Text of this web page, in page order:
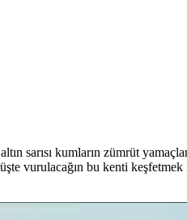
sarısı kumların zümrüt
vurulacağın bu kenti